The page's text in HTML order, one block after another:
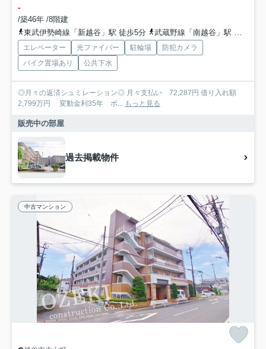
-
/築46年 /8階建
東武伊勢崎線「新越谷」駅 徒歩5分
武蔵野線「南越谷」駅 徒歩5分
エレベーター 光ファイバー 駐輪場
防犯カメラ
バイク置場あり
公共下水
◎月々の返済シュミレーション◎ 月々支払い 72,287円 借り入れ額
2,799万円 変動金利35年 ボ...
もっと見る
販売中の部屋
過去掲載物件
中古マンション